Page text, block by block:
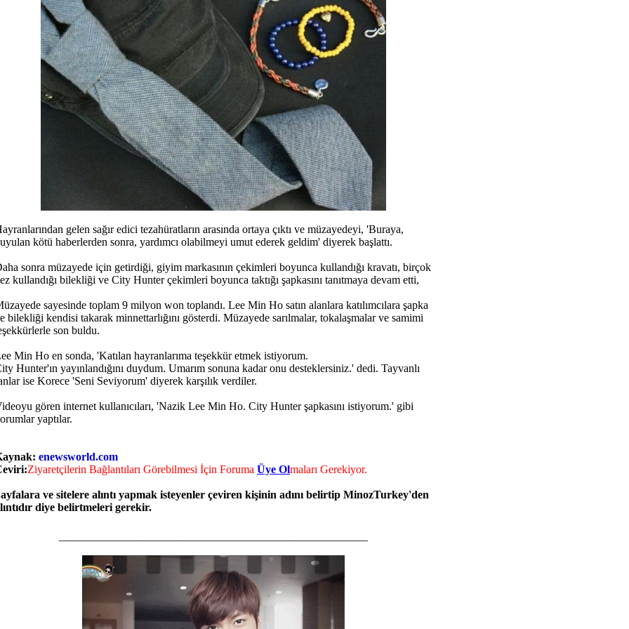
gelen sağır edici tezahüratların arasında ortaya çıktı ve müzayedeyi, 'Buraya,
kötü haberlerden sonra, yardımcı olabilmeyi umut ederek geldim' diyerek başlattı.
sonra müzayede için getirdiği, giyim markasının çekimleri boyunca kullandığı kravatı, birçok
kullandığı bilekliği ve City Hunter çekimleri boyunca taktığı şapkasını tanıtmaya devam etti,
sayesinde toplam 9 milyon won toplandı. Lee Min Ho satın alanlara katılımcılara şapka
bilekliği kendisi takarak minnettarlığını gösterdi. Müzayede sarılmalar, tokalaşmalar ve samimi
son buldu.
Min Ho en sonda, 'Katılan hayranlarıma teşekkür etmek istiyorum.
Hunter'ın yayınlandığını duydum. Umarım sonuna kadar onu desteklersiniz.' dedi. Tayvanlı
ise Korece 'Seni Seviyorum' diyerek karşılık verdiler.
gören internet kullanıcıları, 'Nazik Lee Min Ho. City Hunter şapkasını istiyorum.' gibi
yaptılar.
enewsworld.com
Ziyaretçilerin Bağlantıları Görebilmesi İçin Foruma Üye Olmaları Gerekiyor.
ve sitelere alıntı yapmak isteyenler çeviren kişinin adını belirtip MinozTurkey'den
diye belirtmeleri gerekir.